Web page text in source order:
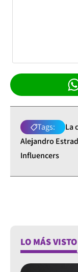
Tags:
La
Alejandro
Influencers
LO MÁS VISTO